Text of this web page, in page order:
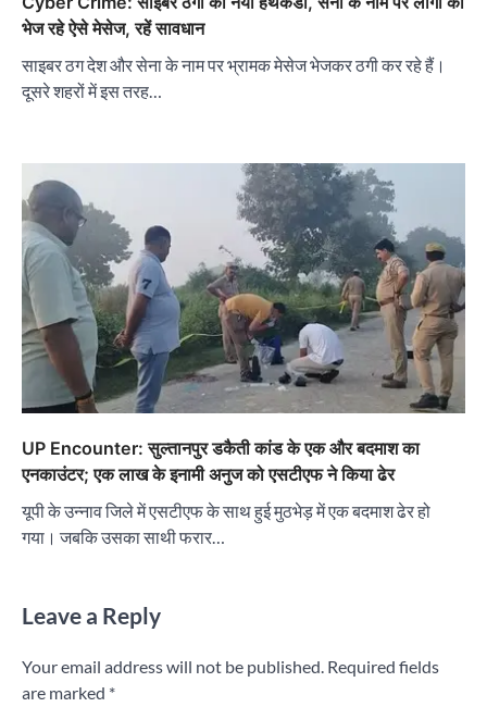
भेज रहे ऐसे मेसेज, रहें सावधान
साइबर ठग देश और सेना के नाम पर भ्रामक मेसेज भेजकर ठगी कर रहे हैं।
दूसरे शहरों में इस तरह…
UP Encounter: सुल्तानपुर डकैती कांड के एक और बदमाश का
एनकाउंटर; एक लाख के इनामी अनुज को एसटीएफ ने किया ढेर
यूपी के उन्नाव जिले में एसटीएफ के साथ हुई मुठभेड़ में एक बदमाश ढेर हो
गया। जबकि उसका साथी फरार…
Leave a Reply
Your email address will not be published. Required fields
are marked *